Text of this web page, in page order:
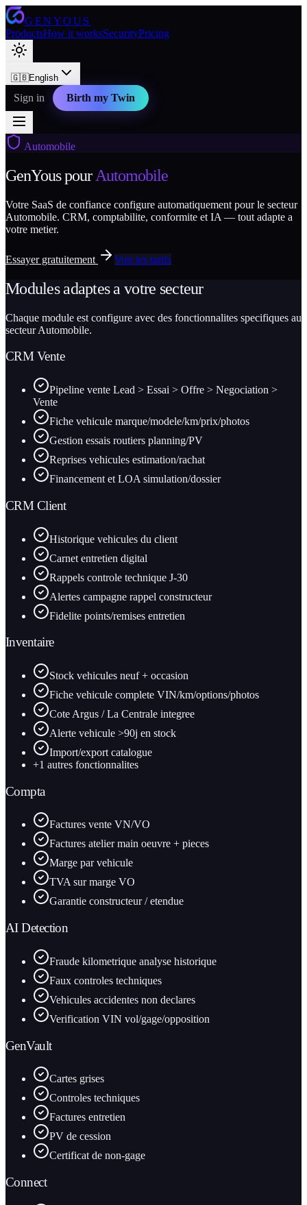
GENYOUS
ProductsHow it worksSecurityPricing
🇬🇧English
Sign in Birth my Twin
Automobile
GenYous pour Automobile
Votre SaaS de confiance configure automatiquement pour le secteur
Automobile. CRM, comptabilite, conformite et IA — tout adapte a
votre metier.
Essayer gratuitement Voir les tarifs
Modules adaptes a votre secteur
Chaque module est configure avec des fonctionnalites specifiques au
secteur Automobile.
CRM Vente
Pipeline vente Lead > Essai > Offre > Negociation >
Vente
Fiche vehicule marque/modele/km/prix/photos
Gestion essais routiers planning/PV
Reprises vehicules estimation/rachat
Financement et LOA simulation/dossier
CRM Client
Historique vehicules du client
Carnet entretien digital
Rappels controle technique J-30
Alertes campagne rappel constructeur
Fidelite points/remises entretien
Inventaire
Stock vehicules neuf + occasion
Fiche vehicule complete VIN/km/options/photos
Cote Argus / La Centrale integree
Alerte vehicule >90j en stock
Import/export catalogue
+1 autres fonctionnalites
Compta
Factures vente VN/VO
Factures atelier main oeuvre + pieces
Marge par vehicule
TVA sur marge VO
Garantie constructeur / etendue
AI Detection
Fraude kilometrique analyse historique
Faux controles techniques
Vehicules accidentes non declares
Verification VIN vol/gage/opposition
GenVault
Cartes grises
Controles techniques
Factures entretien
PV de cession
Certificat de non-gage
Connect